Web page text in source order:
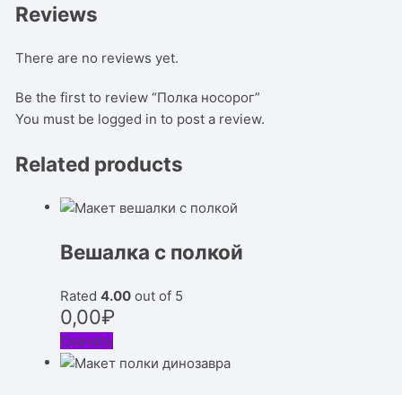
Reviews
There are no reviews yet.
Be the first to review “Полка носорог”
You must be logged in to post a review.
Related products
Вешалка с полкой
Rated4.00 out of 5
0,00₽
Скачать